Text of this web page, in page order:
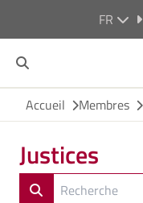
FR
Accueil Membres
Justices